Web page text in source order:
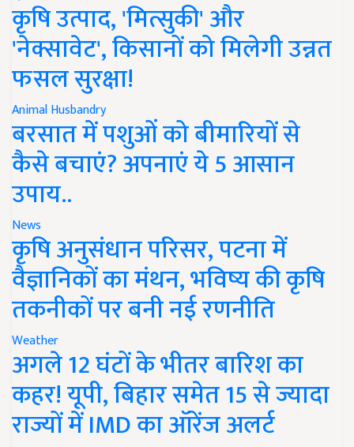
कृषि उत्पाद, 'मित्सुकी' और
'नेक्सावेट', किसानों को मिलेगी उन्नत
फसल सुरक्षा!
Animal Husbandry
बरसात में पशुओं को बीमारियों से
कैसे बचाएं? अपनाएं ये 5 आसान
उपाय..
News
कृषि अनुसंधान परिसर, पटना में
वैज्ञानिकों का मंथन, भविष्य की कृषि
तकनीकों पर बनी नई रणनीति
Weather
अगले 12 घंटों के भीतर बारिश का
कहर! यूपी, बिहार समेत 15 से ज्यादा
राज्यों में IMD का ऑरेंज अलर्ट